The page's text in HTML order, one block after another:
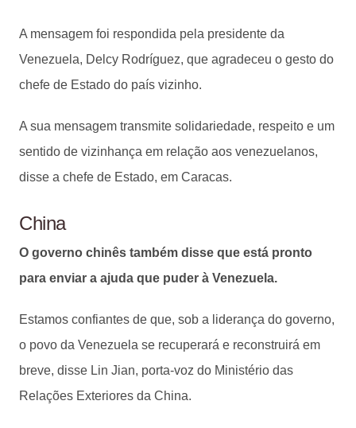
A mensagem foi respondida pela presidente da
Venezuela, Delcy Rodríguez, que agradeceu o gesto do
chefe de Estado do país vizinho.
A sua mensagem transmite solidariedade, respeito e um
sentido de vizinhança em relação aos venezuelanos,
disse a chefe de Estado, em Caracas.
China
O governo chinês também disse que está pronto
para enviar a ajuda que puder à Venezuela.
Estamos confiantes de que, sob a liderança do governo,
o povo da Venezuela se recuperará e reconstruirá em
breve, disse Lin Jian, porta-voz do Ministério das
Relações Exteriores da China.